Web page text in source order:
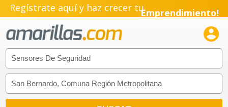
Regístrate aquí y haz crecer tuEmprendimiento!
